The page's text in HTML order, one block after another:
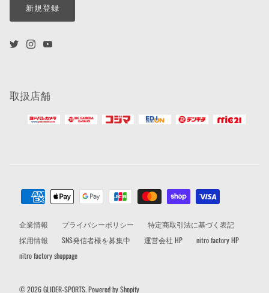
新規登録
取扱店舗
企業情報 プライバシーポリシー
特定商取引法に基づく表記
採用情報
SNS発信者様を募集中 運営会社 HP
nitro factory HP
nitro factory shoppage
© 2026GLIDER-SPORTS.Powered by Shopify